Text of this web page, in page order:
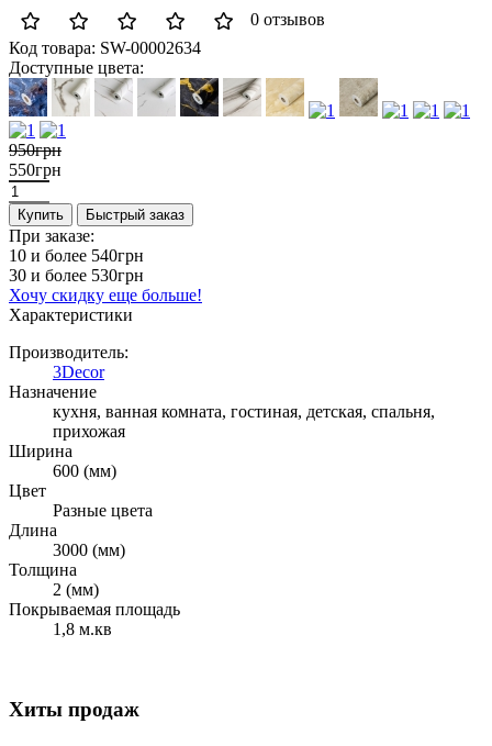
0 отзывов
Код товара: SW-00002634
Доступные цвета:
950грн
550грн
Купить Быстрый заказ
При заказе:
10 и более 540грн
30 и более 530грн
Хочу скидку еще больше!
Характеристики
Производитель:
3Decor
Назначение
кухня, ванная комната, гостиная, детская, спальня,
прихожая
Ширина
600 (мм)
Цвет
Разные цвета
Длина
3000 (мм)
Толщина
2 (мм)
Покрываемая площадь
1,8 м.кв
Хиты продаж